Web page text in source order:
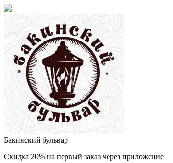
Бакинский бульвар
Скидка 20% на первый заказ через приложение